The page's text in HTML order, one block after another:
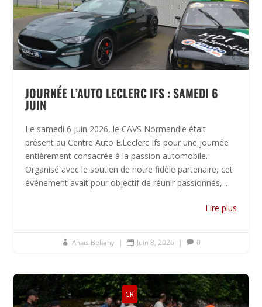
JOURNÉE L’AUTO LECLERC IFS : SAMEDI 6
JUIN
Le samedi 6 juin 2026, le CAVS Normandie était
présent au Centre Auto E.Leclerc Ifs pour une journée
entièrement consacrée à la passion automobile.
Organisé avec le soutien de notre fidèle partenaire, cet
événement avait pour objectif de réunir passionnés,...
Lire plus
 Anaïs Belamy |  Juin 8, 2026 |  0
CR